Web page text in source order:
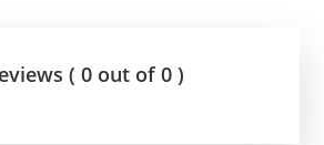
( 0 out of 0 )